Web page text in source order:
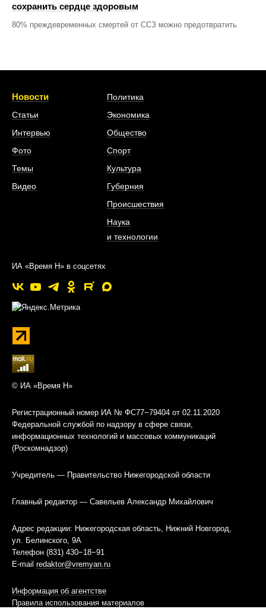
сохранить сердце здоровым
80% преждевременных смертей от ССЗ можно предотвратить
Новости
Статьи
Интервью
Фото
Темы
Видео
Политика
Экономика
Общество
Спорт
Культура
Губерния
Происшествия
Наука
и технологии
ИА «Время Н» в соцсетях
© ИА «Время Н»
Регистрационный номер ИА № ФС77−79404 от 02.11.2020
Федеральной службой по надзору в сфере связи,
информационных технологий и массовых коммуникаций
(Роскомнадзор)
Учредитель — Правительство Нижегородской области
Главный редактор — Савельев Александр Михайлович
Адрес редакции: Нижегородская область, Нижний Новгород,
ул. Белинского, 9А
Телефон (831) 430−18−91
E-mail redaktor@vremyan.ru
Информация об агентстве
Правила использования материалов